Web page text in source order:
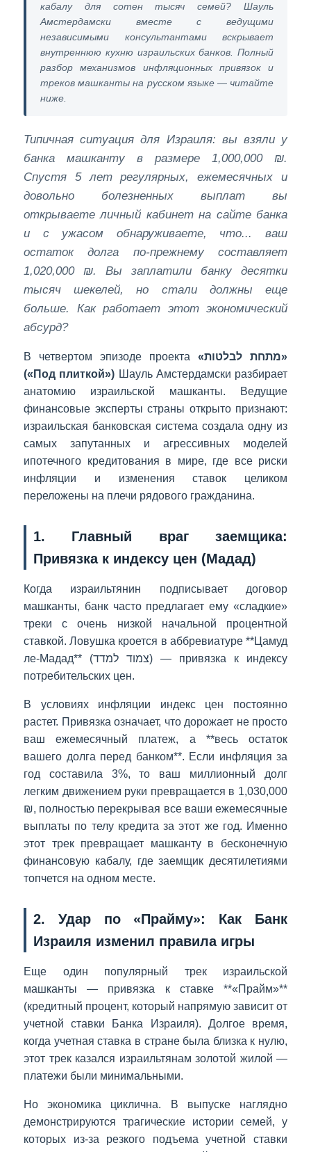
кабалу для сотен тысяч семей? Шауль
Амстердамски вместе с ведущими
независимыми консультантами вскрывает
внутреннюю кухню израильских банков. Полный
разбор механизмов инфляционных привязок и
треков машканты на русском языке — читайте
ниже.
Типичная ситуация для Израиля: вы взяли у
банка машканту в размере 1,000,000 ₪.
Спустя 5 лет регулярных, ежемесячных и
довольно болезненных выплат вы
открываете личный кабинет на сайте банка
и с ужасом обнаруживаете, что... ваш
остаток долга по-прежнему составляет
1,020,000 ₪. Вы заплатили банку десятки
тысяч шекелей, но стали должны еще
больше. Как работает этот экономический
абсурд?
В четвертом эпизоде проекта «מתחת לבלטות»
(«Под плиткой») Шауль Амстердамски разбирает
анатомию израильской машканты. Ведущие
финансовые эксперты страны открыто признают:
израильская банковская система создала одну из
самых запутанных и агрессивных моделей
ипотечного кредитования в мире, где все риски
инфляции и изменения ставок целиком
переложены на плечи рядового гражданина.
1. Главный враг заемщика:
Привязка к индексу цен (Мадад)
Когда израильтянин подписывает договор
машканты, банк часто предлагает ему «сладкие»
треки с очень низкой начальной процентной
ставкой. Ловушка кроется в аббревиатуре **Цамуд
ле-Мадад** (צמוד למדד) — привязка к индексу
потребительских цен.
В условиях инфляции индекс цен постоянно
растет. Привязка означает, что дорожает не просто
ваш ежемесячный платеж, а **весь остаток
вашего долга перед банком**. Если инфляция за
год составила 3%, то ваш миллионный долг
легким движением руки превращается в 1,030,000
₪, полностью перекрывая все ваши ежемесячные
выплаты по телу кредита за этот же год. Именно
этот трек превращает машканту в бесконечную
финансовую кабалу, где заемщик десятилетиями
топчется на одном месте.
2. Удар по «Прайму»: Как Банк
Израиля изменил правила игры
Еще один популярный трек израильской
машканты — привязка к ставке **«Прайм»**
(кредитный процент, который напрямую зависит от
учетной ставки Банка Израиля). Долгое время,
когда учетная ставка в стране была близка к нулю,
этот трек казался израильтянам золотой жилой —
платежи были минимальными.
Но экономика циклична. В выпуске наглядно
демонстрируются трагические истории семей, у
которых из-за резкого подъема учетной ставки